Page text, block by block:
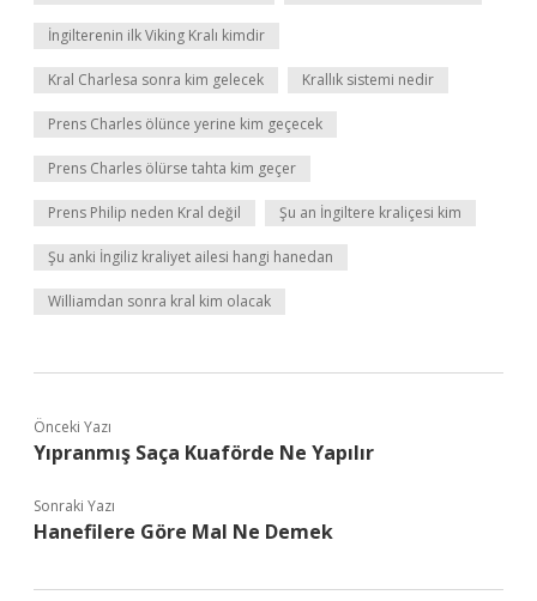
İngilterenin ilk Viking Kralı kimdir
Kral Charlesa sonra kim gelecek Krallık sistemi nedir
Prens Charles ölünce yerine kim geçecek
Prens Charles ölürse tahta kim geçer
Prens Philip neden Kral değil Şu an İngiltere kraliçesi kim
Şu anki İngiliz kraliyet ailesi hangi hanedan
Williamdan sonra kral kim olacak
Önceki Yazı
Yıpranmış Saça Kuaförde Ne Yapılır
Sonraki Yazı
Hanefilere Göre Mal Ne Demek